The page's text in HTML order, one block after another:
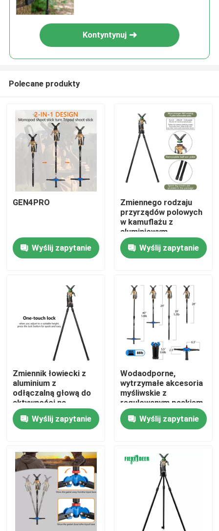
Dom
O nas
Wycieczka po fabryce
Skontaktuj się z nami
Poprosić o wycenę
Uwaga:
Kontyntynuj
Polecane produkty
GEN4PRO
Wyślij zapytanie
Zmiennego rodzaju
przyrządów polowych
w kamuflażu z
aluminiowym
nadwoziem,
odłączalną głową,
rozszerzalną
Wyślij zapytanie
Zmiennik łowiecki z
aluminium z
odłączalną głową do
aktywności na
świeżym powietrzu
Wyślij zapytanie
Wodaodporne,
wytrzymałe akcesoria
myśliwskie z
regulowanym paskiem
Wyślij zapytanie